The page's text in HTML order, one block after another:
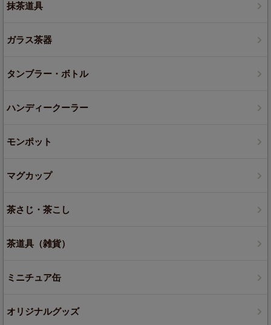
抹茶道具
ガラス茶器
タンブラー・ボトル
ハンディークーラー
モンポット
マグカップ
茶さじ・茶こし
茶道具（雑貨）
ミニチュア缶
オリジナルグッズ